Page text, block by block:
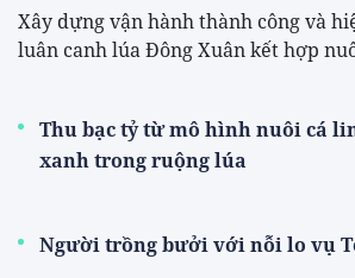
Xây dựng vận hành thành công và
luân canh lúa Đông Xuân kết hợp
Thu bạc tỷ từ mô hình nuôi cá
xanh trong ruộng lúa
Người trồng bưởi với nỗi lo vụ